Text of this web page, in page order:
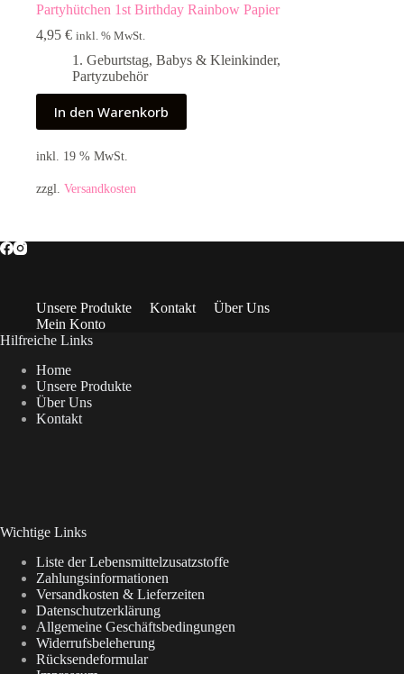
Partyhütchen 1st Birthday Rainbow Papier
4,95 € inkl. % MwSt.
1. Geburtstag, Babys & Kleinkinder,
Partyzubehör
In den Warenkorb
inkl. 19 % MwSt.
zzgl. Versandkosten
Unsere Produkte Kontakt
Über Uns
Mein Konto
Hilfreiche Links
Home
Unsere Produkte
Über Uns
Kontakt
Wichtige Links
Liste der Lebensmittelzusatzstoffe
Zahlungsinformationen
Versandkosten & Lieferzeiten
Datenschutzerklärung
Allgemeine Geschäftsbedingungen
Widerrufsbeleherung
Rücksendeformular